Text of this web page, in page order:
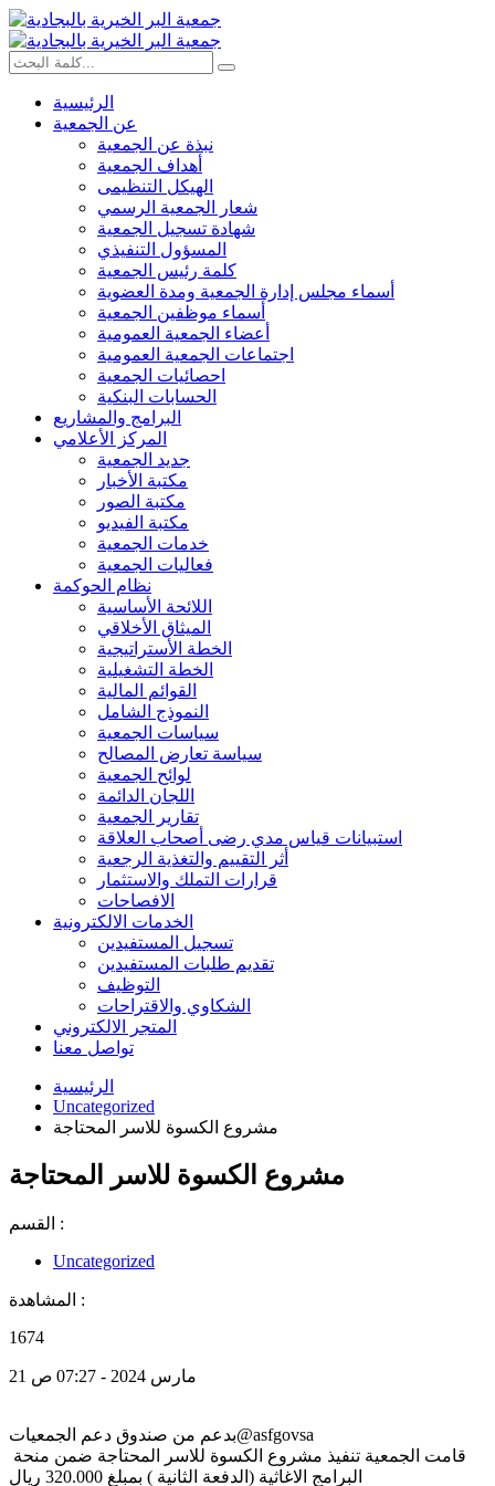
الرئيسية
عن الجمعية
نبذة عن الجمعية
أهداف الجمعية
الهيكل التنظيمى
شعار الجمعية الرسمي
شهادة تسجيل الجمعية
المسؤول التنفيذي
كلمة رئيس الجمعية
أسماء مجلس إدارة الجمعية ومدة العضوية
أسماء موظفين الجمعية
أعضاء الجمعية العمومية
اجتماعات الجمعية العمومية
احصائيات الجمعية
الحسابات البنكية
البرامج والمشاريع
المركز الأعلامي
جديد الجمعية
مكتبة الأخبار
مكتبة الصور
مكتبة الفيديو
خدمات الجمعية
فعاليات الجمعية
نظام الحوكمة
اللائحة الأساسية
الميثاق الأخلاقي
الخطة الأستراتيجية
الخطة التشغيلية
القوائم المالية
النموذج الشامل
سياسات الجمعية
سياسة تعارض المصالح
لوائح الجمعية
اللجان الدائمة
تقارير الجمعية
استبيانات قياس مدي رضى أصحاب العلاقة
أثر التقييم والتغذية الرجعية
قرارات التملك والاستثمار
الافصاحات
الخدمات الالكترونية
تسجيل المستفيدين
تقديم طلبات المستفيدين
التوظيف
الشكاوي والاقتراحات
المتجر الالكتروني
تواصل معنا
الرئيسية
Uncategorized
مشروع الكسوة للاسر المحتاجة
مشروع الكسوة للاسر المحتاجة
القسم :
Uncategorized
المشاهدة :
1674
21 مارس 2024 - 07:27 ص
بدعم من صندوق دعم الجمعيات⁦@asfgovsa
البرامج الاغاثية (الدفعة الثانية ) بمبلغ 320.000 ريال